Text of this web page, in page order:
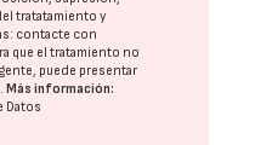
tratatamiento y
contacte con
que el tratamiento no
puede presentar
.Más información:
Datos